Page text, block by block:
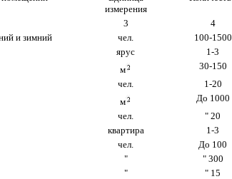
измерения
3
4
и зимний чел.
100-1500
ярус
1-3
м
30-150
чел.
1-20
м
До 1000
чел.
" 20
квартира
1-3
чел.
До 100
"
" 300
"
" 15